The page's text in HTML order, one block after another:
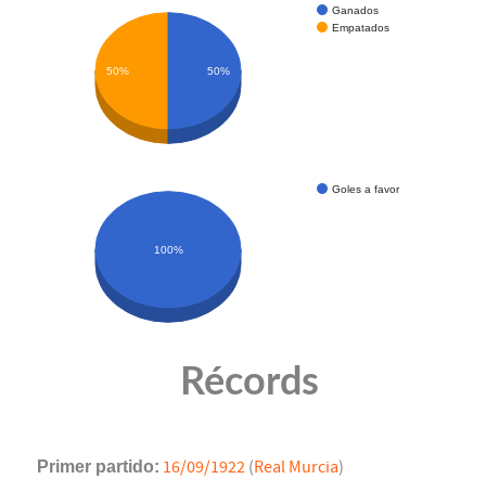
Ganados
Empatados
50% 50%
Goles a favor
100%
Récords
Primer partido: 16/09/1922 (Real Murcia)